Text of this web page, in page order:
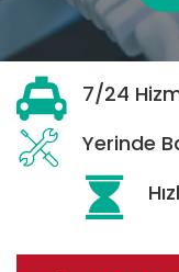
7/24
Yerinde